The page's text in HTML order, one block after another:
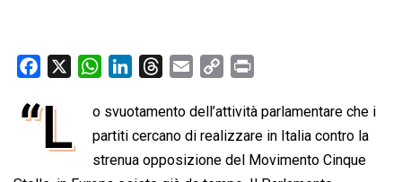
c
W
a
t
s
n
k
e
r
e
a
a
i
l
p
y
L
i
n
t
“L
o svuotamento dell’attività parlamentare che i
partiti cercano di realizzare in Italia contro la
strenua opposizione del Movimento Cinque